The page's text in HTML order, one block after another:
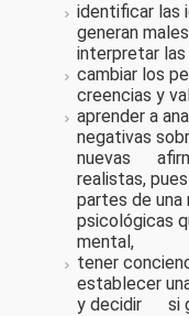
identificar
generan
interpretar
cambiar los
creencias y
aprender a
negativas
nuevas
realistas,
partes de una
psicológicas
mental,
tener
establecer
y decidir si